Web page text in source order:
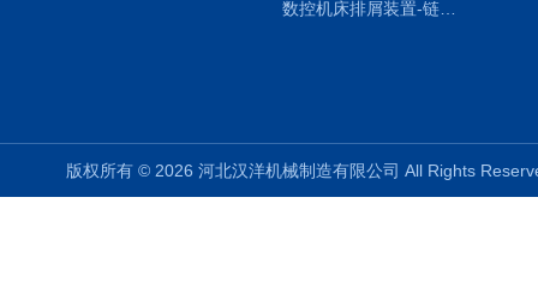
数控机床排屑装置-链板式排屑机
版权所有 © 2026 河北汉洋机械制造有限公司 All Rights